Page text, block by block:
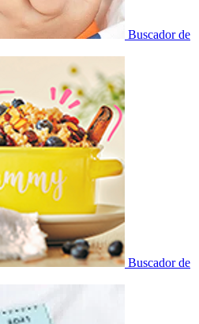
Buscador de
Buscador de